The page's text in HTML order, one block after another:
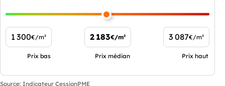
1 300€/m²
Prix bas
2 183€/m²
Prix médian
3 087€/m²
Prix haut
Source: Indicateur CessionPME